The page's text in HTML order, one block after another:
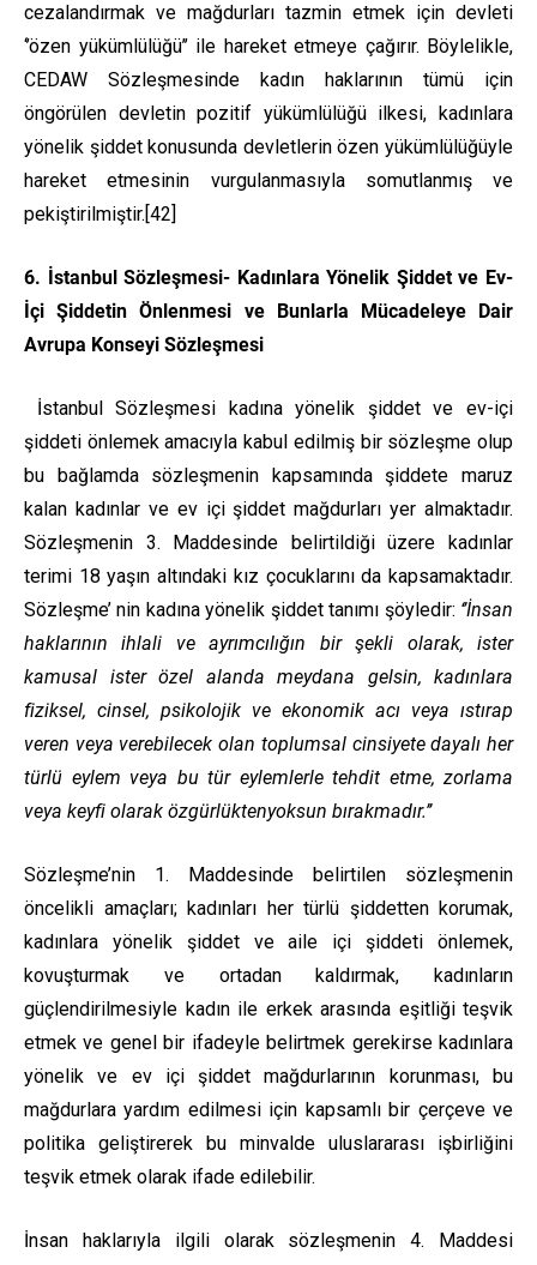
cezalandırmak ve mağdurları tazmin etmek için devleti
‘’özen yükümlülüğü’’ ile hareket etmeye çağırır. Böylelikle,
CEDAW Sözleşmesinde kadın haklarının tümü için
öngörülen devletin pozitif yükümlülüğü ilkesi, kadınlara
yönelik şiddet konusunda devletlerin özen yükümlülüğüyle
hareket etmesinin vurgulanmasıyla somutlanmış ve
pekiştirilmiştir.[42]
6. İstanbul Sözleşmesi- Kadınlara Yönelik Şiddet ve Ev-
İçi Şiddetin Önlenmesi ve Bunlarla Mücadeleye Dair
Avrupa Konseyi Sözleşmesi
İstanbul Sözleşmesi kadına yönelik şiddet ve ev-içi
şiddeti önlemek amacıyla kabul edilmiş bir sözleşme olup
bu bağlamda sözleşmenin kapsamında şiddete maruz
kalan kadınlar ve ev içi şiddet mağdurları yer almaktadır.
Sözleşmenin 3. Maddesinde belirtildiği üzere kadınlar
terimi 18 yaşın altındaki kız çocuklarını da kapsamaktadır.
Sözleşme’ nin kadına yönelik şiddet tanımı şöyledir: ‘’İnsan
haklarının ihlali ve ayrımcılığın bir şekli olarak, ister
kamusal ister özel alanda meydana gelsin, kadınlara
fiziksel, cinsel, psikolojik ve ekonomik acı veya ıstırap
veren veya verebilecek olan toplumsal cinsiyete dayalı her
türlü eylem veya bu tür eylemlerle tehdit etme, zorlama
veya keyfi olarak özgürlüktenyoksun bırakmadır.’’
Sözleşme’nin 1. Maddesinde belirtilen sözleşmenin
öncelikli amaçları; kadınları her türlü şiddetten korumak,
kadınlara yönelik şiddet ve aile içi şiddeti önlemek,
kovuşturmak ve ortadan kaldırmak, kadınların
güçlendirilmesiyle kadın ile erkek arasında eşitliği teşvik
etmek ve genel bir ifadeyle belirtmek gerekirse kadınlara
yönelik ve ev içi şiddet mağdurlarının korunması, bu
mağdurlara yardım edilmesi için kapsamlı bir çerçeve ve
politika geliştirerek bu minvalde uluslararası işbirliğini
teşvik etmek olarak ifade edilebilir.
İnsan haklarıyla ilgili olarak sözleşmenin 4. Maddesi